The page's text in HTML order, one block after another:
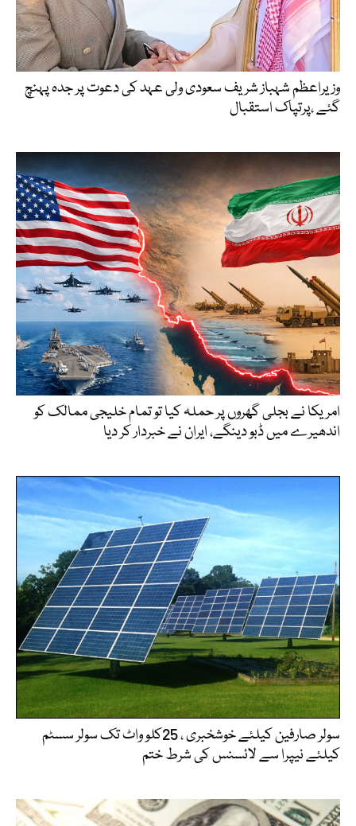
وزیراعظم شہباز شریف سعودی ولی عہد کی دعوت پر جدہ پہنچ
گئے ،پرتپاک استقبال
امریکا نے بجلی گھروں پر حملہ کیا تو تمام خلیجی ممالک کو
اندھیرے میں ڈبو دینگے، ایران نے خبردار کر دیا
سولر صارفین کیلئے خوشخبری ، 25کلو واٹ تک سولر سسٹم
کیلئے نیپرا سے لائسنس کی شرط ختم